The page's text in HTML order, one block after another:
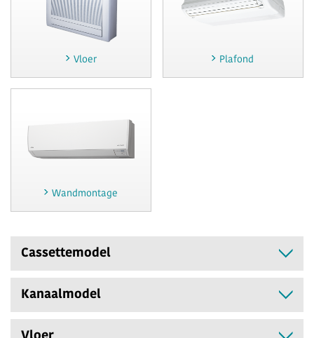
Vloer Plafond
Wandmontage
Cassettemodel
Kanaalmodel